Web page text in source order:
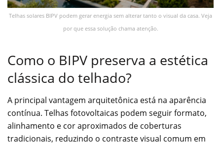
Telhas solares BIPV podem gerar energia sem alterar tanto o visual da casa. Veja
por que essa solução chama atenção.
Como o BIPV preserva a estética
clássica do telhado?
A principal vantagem arquitetônica está na aparência
contínua. Telhas fotovoltaicas podem seguir formato,
alinhamento e cor aproximados de coberturas
tradicionais, reduzindo o contraste visual comum em